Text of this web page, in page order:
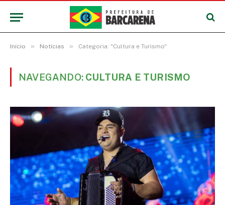
Início » Notícias » Categoria: "Cultura e Turismo"
NAVEGANDO: CULTURA E TURISMO